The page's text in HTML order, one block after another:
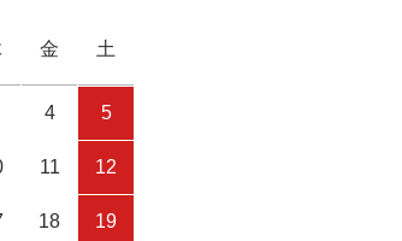
金 土
4 5
11 12
18 19